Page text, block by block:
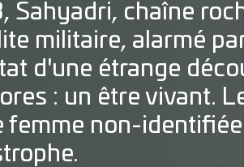
Sahyadri, chaîne
militaire, alarmé
d'une étrange
: un être vivant.
femme non-